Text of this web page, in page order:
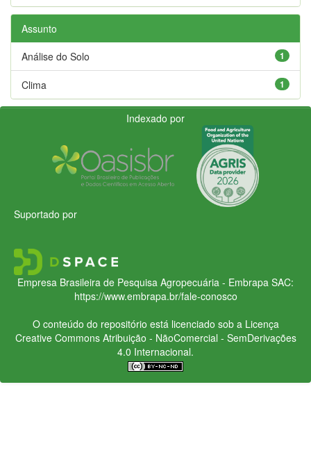
Assunto
1
Análise do Solo
1
Clima
Indexado por
Suportado por
Empresa Brasileira de Pesquisa Agropecuária - Embrapa SAC:
https://www.embrapa.br/fale-conosco
O conteúdo do repositório está licenciado sob a Licença
Creative CommonsAtribuição - NãoComercial - SemDerivações
4.0 Internacional.